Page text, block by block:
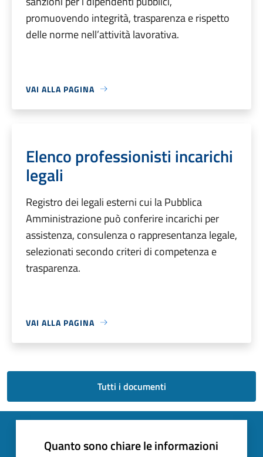
promuovendo integrità, trasparenza e rispetto
delle norme nell’attività lavorativa.
VAI ALLA PAGINA
Elenco professionisti incarichi
legali
Registro dei legali esterni cui la Pubblica
Amministrazione può conferire incarichi per
assistenza, consulenza o rappresentanza legale,
selezionati secondo criteri di competenza e
trasparenza.
VAI ALLA PAGINA
Tutti i documenti
Quanto sono chiare le informazioni